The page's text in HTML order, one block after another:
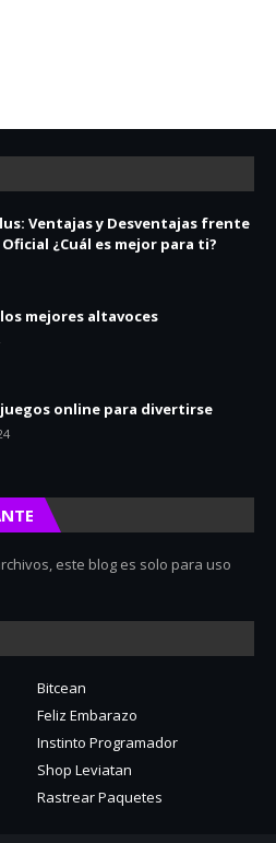
Ventajas y Desventajas frente
¿Cuál es mejor para ti?
mejores altavoces
juegos online para divertirse
este blog es solo para uso
Bitcean
Feliz Embarazo
Instinto Programador
Shop Leviatan
Rastrear Paquetes